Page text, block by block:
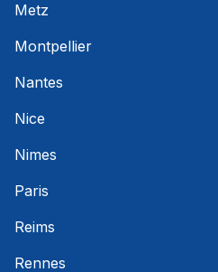
Metz
Montpellier
Nantes
Nice
Nimes
Paris
Reims
Rennes